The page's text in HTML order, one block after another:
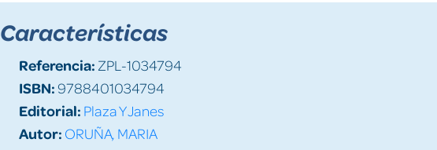
Características
Referencia: ZPL-1034794
ISBN:9788401034794
Editorial: Plaza Y Janes
Autor: ORUÑA, MARIA